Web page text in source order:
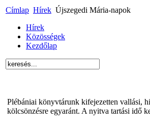
Címlap Hírek Újszegedi Mária-napok
Hírek
Közösségek
Kezdőlap
Plébániai könyvtárunk kifejezetten vallási,
kölcsönzésre egyaránt. A nyitva tartási idő